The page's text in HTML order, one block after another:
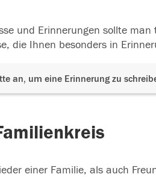
und Erinnerungen sollte man
die Ihnen besonders in
an, um eine Erinnerung zu
einer Familie, als auch